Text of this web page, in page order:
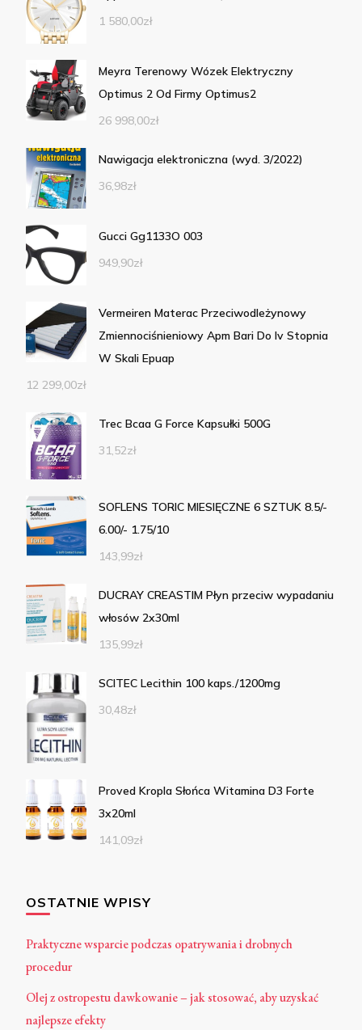
1 580,00zł
Meyra Terenowy Wózek Elektryczny
Optimus 2 Od Firmy Optimus2
26 998,00zł
Nawigacja elektroniczna (wyd. 3/2022)
36,98zł
Gucci Gg1133O 003
949,90zł
Vermeiren Materac Przeciwodleżynowy
Zmiennociśnieniowy Apm Bari Do Iv Stopnia
W Skali Epuap
12 299,00zł
Trec Bcaa G Force Kapsułki 500G
31,52zł
SOFLENS TORIC MIESIĘCZNE 6 SZTUK 8.5/-
6.00/- 1.75/10
143,99zł
DUCRAY CREASTIM Płyn przeciw wypadaniu
włosów 2x30ml
135,99zł
SCITEC Lecithin 100 kaps./1200mg
30,48zł
Proved Kropla Słońca Witamina D3 Forte
3x20ml
141,09zł
OSTATNIE WPISY
Praktyczne wsparcie podczas opatrywania i drobnych
procedur
Olej z ostropestu dawkowanie – jak stosować, aby uzyskać
najlepsze efekty